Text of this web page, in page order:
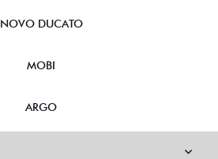
NOVO DUCATO
MOBI
ARGO